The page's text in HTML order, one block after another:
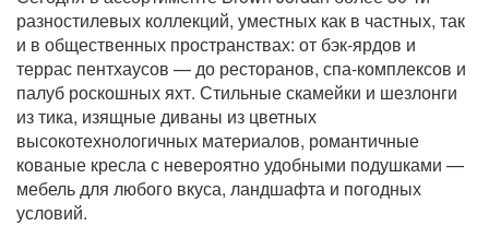
разностилевых коллекций, уместных как в частных, так
и в общественных пространствах: от бэк-ярдов и
террас пентхаусов — до ресторанов, спа-комплексов и
палуб роскошных яхт. Стильные скамейки и шезлонги
из тика, изящные диваны из цветных
высокотехнологичных материалов, романтичные
кованые кресла с невероятно удобными подушками —
мебель для любого вкуса, ландшафта и погодных
условий.